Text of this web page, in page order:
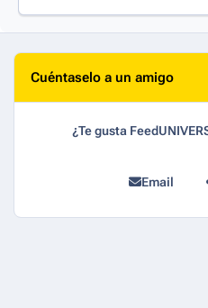
Cuéntaselo a un amigo
¿Te gusta
Email